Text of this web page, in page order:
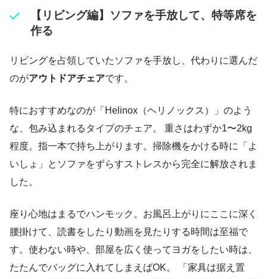
【リビング編】ソファを手放して、特等席を
作る
リビングを占領していたソファを手放し、代わりに選んだ
のがアウトドアチェアです。
特におすすめなのが「Helinox（ヘリノックス）」のよう
な、包み込まれるタイプのチェア。 重さはわずか1〜2kg
程度。指一本で持ち上がります。掃除機をかける時に「よ
いしょ」とソファをずらすストレスから完全に解放されま
した。
座り心地はまるでハンモック。お風呂上がりにここに深く
腰掛けて、読書をしたり動画を見たりする時間は至福で
す。使わない時や、部屋を広く使ってヨガをしたい時は、
たたんでバッグに入れてしまえばOK。 「家具は据え置